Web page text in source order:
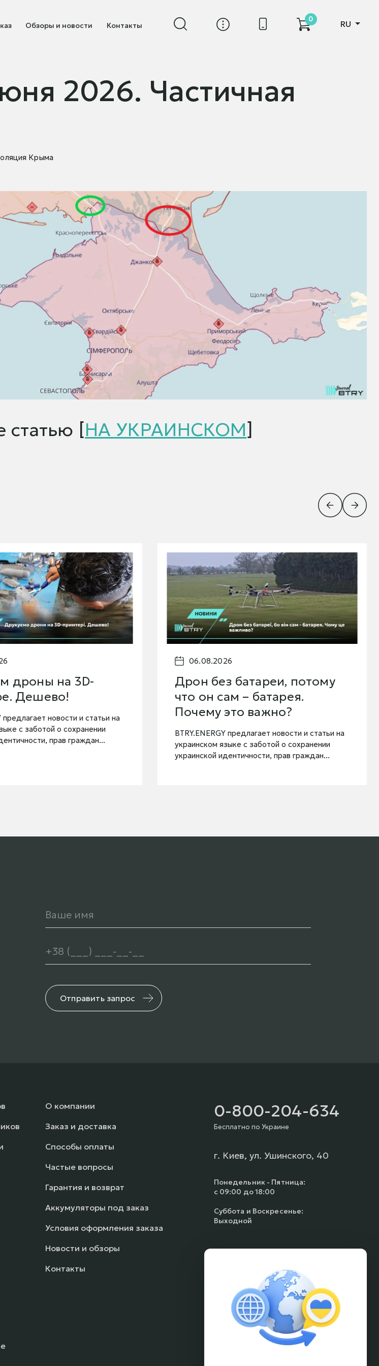
Обзоры и новости Контакты
0 RU
2026. Частичная
Крыма
статью [НА УКРАИНСКОМ]
дроны на 3D-
Дешево!
предлагает новости и статьи на
с заботой о сохранении
прав граждан...
06.08.2026
Дрон без батареи, потому
что он сам – батарея.
Почему это важно?
BTRY.ENERGY предлагает новости и статьи на
украинском языке с заботой о сохранении
украинской идентичности, прав граждан...
Отправить запрос
О компании
Заказ и доставка
Способы оплаты
Частые вопросы
Гарантия и возврат
Аккумуляторы под заказ
Условия оформления заказа
Новости и обзоры
Контакты
0-800-204-634
Бесплатно по Украине
г. Киев, ул. Ушинского, 40
Понедельник - Пятница:
с 09:00 до 18:00
Суббота и Воскресенье:
Выходной